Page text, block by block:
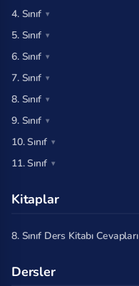
4. Sınıf
5. Sınıf
6. Sınıf
7. Sınıf
8. Sınıf
9. Sınıf
10. Sınıf
11. Sınıf
Kitaplar
8. Sınıf Ders Kitabı Cevapları
Dersler